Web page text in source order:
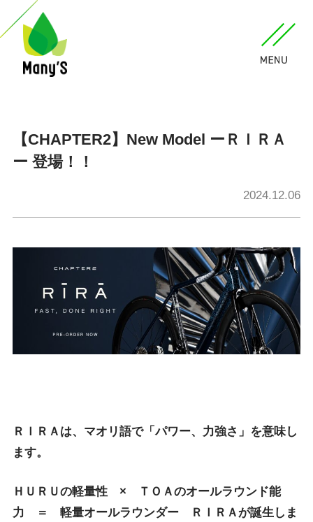
【CHAPTER2】New Model ーＲＩＲＡ
ー 登場！！
2024.12.06
ＲＩＲＡは、マオリ語で「パワー、力強さ」を意味し
ます。
ＨＵＲＵの軽量性 × ＴＯＡのオールラウンド能
力 ＝ 軽量オールラウンダー ＲＩＲＡが誕生しま